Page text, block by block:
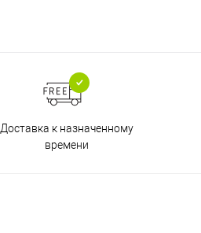
Доставка к назначенному
времени